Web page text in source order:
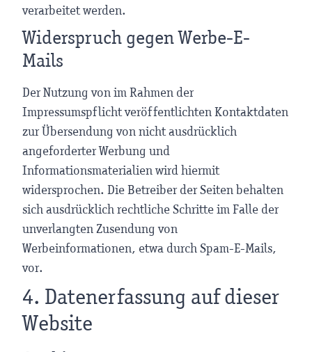
verarbeitet werden.
Widerspruch gegen Werbe-E-
Mails
Der Nutzung von im Rahmen der
Impressumspflicht veröffentlichten Kontaktdaten
zur Übersendung von nicht ausdrücklich
angeforderter Werbung und
Informationsmaterialien wird hiermit
widersprochen. Die Betreiber der Seiten behalten
sich ausdrücklich rechtliche Schritte im Falle der
unverlangten Zusendung von
Werbeinformationen, etwa durch Spam-E-Mails,
vor.
4. Datenerfassung auf dieser
Website